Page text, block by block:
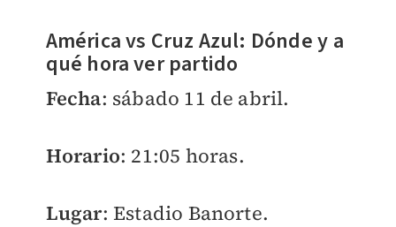
América vs Cruz Azul: Dónde y a
qué hora ver partido
Fecha: sábado 11 de abril.
Horario: 21:05 horas.
Lugar: Estadio Banorte.